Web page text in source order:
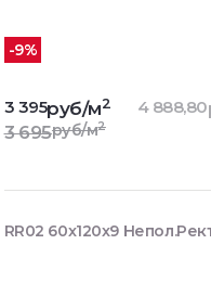
-9%
3 395руб/м2
3 695руб/м2
4 888,80
RR02 60x120x9